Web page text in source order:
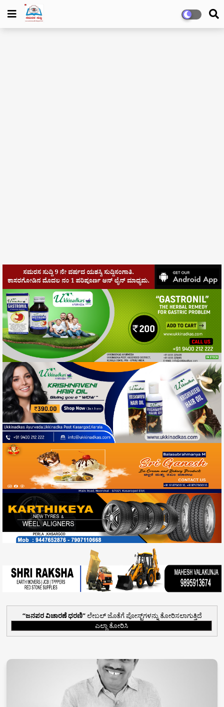
ಜನಪರ ವಿಚಾರಣೆ ಧರಣಿ ಲೇಬಲ್ ಜೊತೆಗೆ ಪೋಸ್ಟ್‌ಗಳನ್ನು ತೋರಿಸಲಾಗುತ್ತಿದೆ
ಎಲ್ಲಾ ತೋರಿಸಿ